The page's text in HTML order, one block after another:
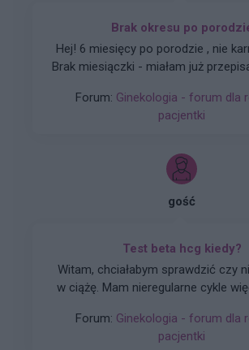
Brak okresu po
Hej! 6 miesięcy po porodzie , nie
Brak miesiączki - miałam już
systen 50 i ponownie luteinę,
okresu nie wywołały. Plastry
wyszedł bardzo niski poziom
14. Co teraz?
Forum: Ginekologia - forum dla
pacjentki
gość
Test beta hcg kiedy?
Witam, chciałabym sprawdzić czy
w ciążę. Mam nieregularne cykle
dniu cyklu czy zrobienie takiego
czasie da mi prawdziwy wynik
Forum: Ginekologia - forum dla
pacjentki